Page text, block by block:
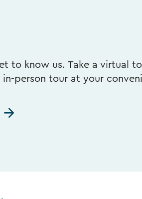
to know us. Take a virtual
person tour at your